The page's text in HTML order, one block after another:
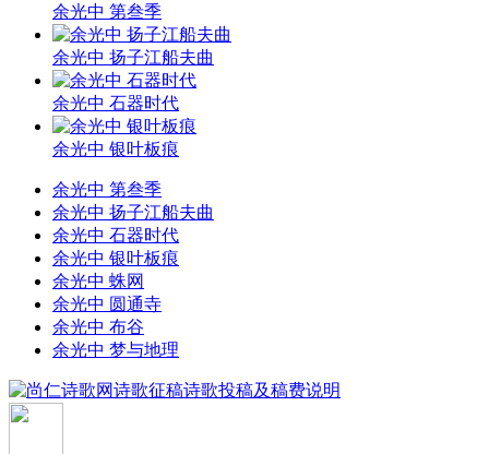
余光中 第叁季
余光中 扬子江船夫曲
余光中 石器时代
余光中 银叶板痕
余光中 第叁季
余光中 扬子江船夫曲
余光中 石器时代
余光中 银叶板痕
余光中 蛛网
余光中 圆通寺
余光中 布谷
余光中 梦与地理